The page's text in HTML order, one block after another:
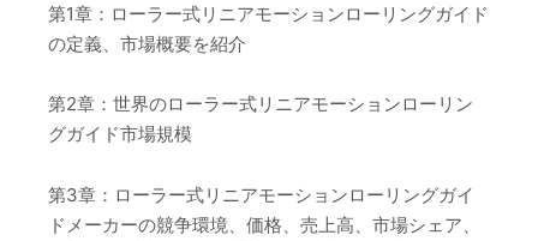
第1章：ローラー式リニアモーションローリングガイド
の定義、市場概要を紹介
第2章：世界のローラー式リニアモーションローリン
グガイド市場規模
第3章：ローラー式リニアモーションローリングガイ
ドメーカーの競争環境、価格、売上高、市場シェア、